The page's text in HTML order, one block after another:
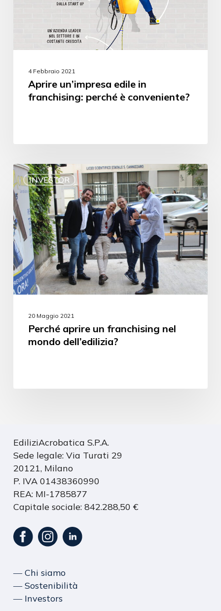
4 Febbraio 2021
Aprire un’impresa edile in
franchising: perché è conveniente?
INVESTOR
20 Maggio 2021
Perché aprire un franchising nel
mondo dell’edilizia?
EdiliziAcrobatica S.P.A.
Sede legale: Via Turati 29
20121, Milano
P. IVA 01438360990
REA: MI-1785877
Capitale sociale: 842.288,50 €
― Chi siamo
― Sostenibilità
― Investors